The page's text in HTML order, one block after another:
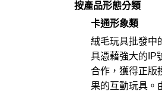
按產品形態分類
卡通形象類
絨毛玩具批發中
具憑藉強大的IP
合作，獲得正版
果的互動玩具。